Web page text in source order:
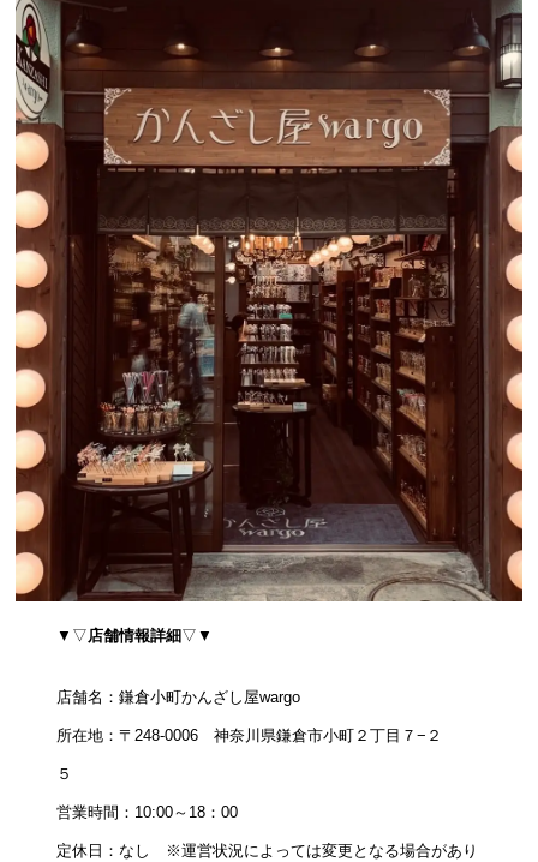
▼▽ 店舗情報詳細▽▼
店舗名：鎌倉小町かんざし屋wargo
所在地：〒248-0006 神奈川県鎌倉市小町２丁目７−２
５
営業時間：10:00～18：00
定休日：なし ※運営状況によっては変更となる場合があり